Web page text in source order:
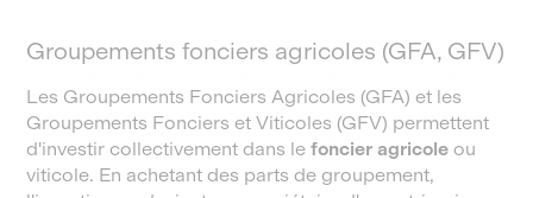
Groupements fonciers agricoles (GFA, GFV)
Les Groupements Fonciers Agricoles (GFA) et les
Groupements Fonciers et Viticoles (GFV) permettent
d'investir collectivement dans lefoncier agricole ou
viticole. En achetant des parts de groupement,